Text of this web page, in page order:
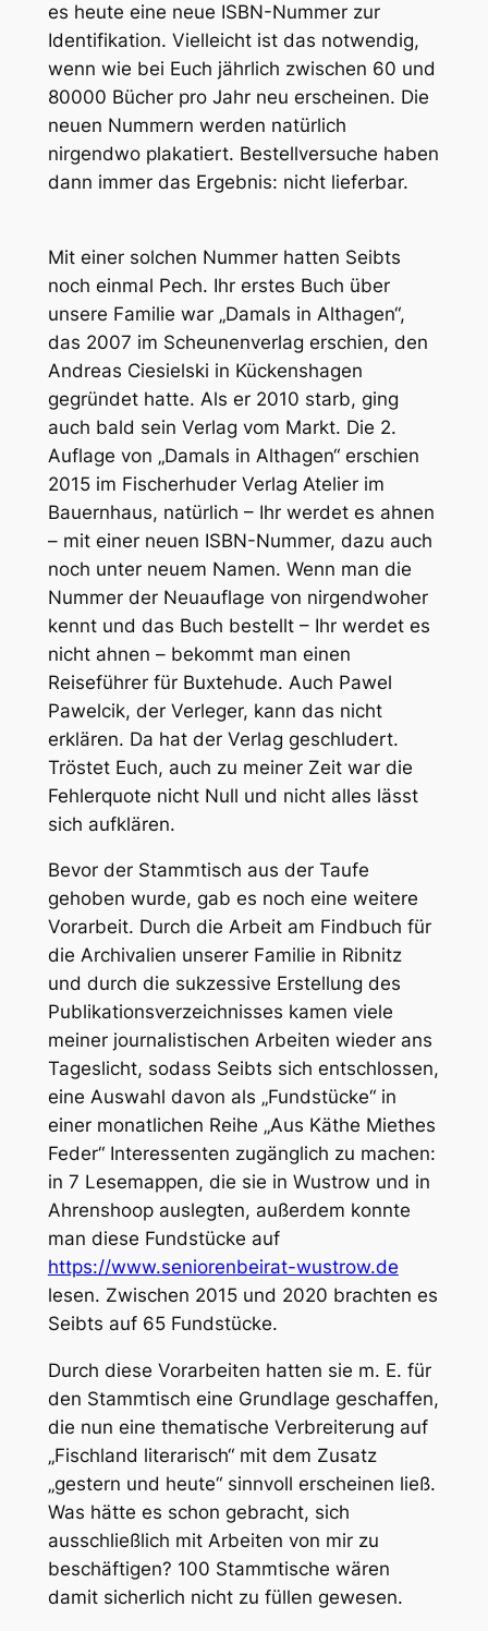
es heute eine neue ISBN-Nummer zur
Identifikation. Vielleicht ist das notwendig,
wenn wie bei Euch jährlich zwischen 60 und
80000 Bücher pro Jahr neu erscheinen. Die
neuen Nummern werden natürlich
nirgendwo plakatiert. Bestellversuche haben
dann immer das Ergebnis: nicht lieferbar.
Mit einer solchen Nummer hatten Seibts
noch einmal Pech. Ihr erstes Buch über
unsere Familie war „Damals in Althagen“,
das 2007 im Scheunenverlag erschien, den
Andreas Ciesielski in Kückenshagen
gegründet hatte. Als er 2010 starb, ging
auch bald sein Verlag vom Markt. Die 2.
Auflage von „Damals in Althagen“ erschien
2015 im Fischerhuder Verlag Atelier im
Bauernhaus, natürlich – Ihr werdet es ahnen
– mit einer neuen ISBN-Nummer, dazu auch
noch unter neuem Namen. Wenn man die
Nummer der Neuauflage von nirgendwoher
kennt und das Buch bestellt – Ihr werdet es
nicht ahnen – bekommt man einen
Reiseführer für Buxtehude. Auch Pawel
Pawelcik, der Verleger, kann das nicht
erklären. Da hat der Verlag geschludert.
Tröstet Euch, auch zu meiner Zeit war die
Fehlerquote nicht Null und nicht alles lässt
sich aufklären.
Bevor der Stammtisch aus der Taufe
gehoben wurde, gab es noch eine weitere
Vorarbeit. Durch die Arbeit am Findbuch für
die Archivalien unserer Familie in Ribnitz
und durch die sukzessive Erstellung des
Publikationsverzeichnisses kamen viele
meiner journalistischen Arbeiten wieder ans
Tageslicht, sodass Seibts sich entschlossen,
eine Auswahl davon als „Fundstücke“ in
einer monatlichen Reihe „Aus Käthe Miethes
Feder“ Interessenten zugänglich zu machen:
in 7 Lesemappen, die sie in Wustrow und in
Ahrenshoop auslegten, außerdem konnte
man diese Fundstücke auf
https://www.seniorenbeirat-wustrow.de
lesen. Zwischen 2015 und 2020 brachten es
Seibts auf 65 Fundstücke.
Durch diese Vorarbeiten hatten sie m. E. für
den Stammtisch eine Grundlage geschaffen,
die nun eine thematische Verbreiterung auf
„Fischland literarisch“ mit dem Zusatz
„gestern und heute“ sinnvoll erscheinen ließ.
Was hätte es schon gebracht, sich
ausschließlich mit Arbeiten von mir zu
beschäftigen? 100 Stammtische wären
damit sicherlich nicht zu füllen gewesen.